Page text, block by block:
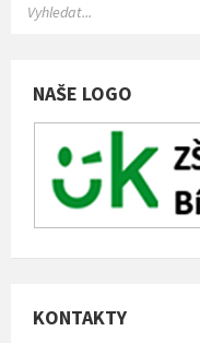
o
NAŠE LOGO
KONTAKTY